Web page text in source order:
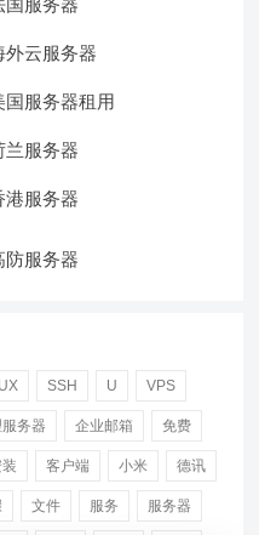
外云服务器
国服务器租用
兰服务器
港服务器
防服务器
SSH U VPS
务器 企业邮箱 免费
客户端 小米 德讯
文件 服务 服务器